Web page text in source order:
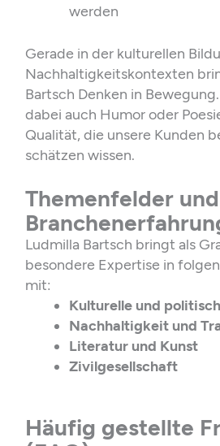
werden
Gerade in der kulturellen
Nachhaltigkeitskontexten
Bartsch Denken in
dabei auch Humor oder
Qualität, die unsere Kunden
schätzen wissen.
Themenfelder und
Ludmilla Bartsch bringt als
besondere Expertise in
mit:
Kulturelle und
Nachhaltigkeit und
Literatur und Kunst
Zivilgesellschaft
Häufig gestellte